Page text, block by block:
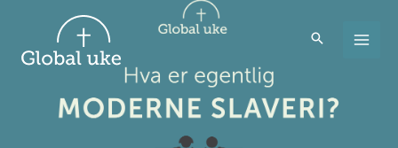
innholdet